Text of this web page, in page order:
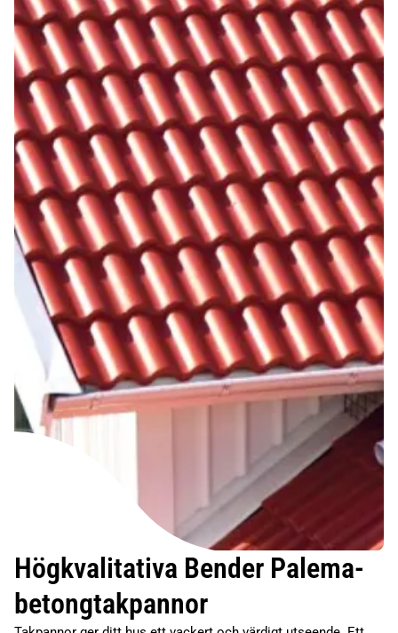
Högkvalitativa Bender Palema-
betongtakpannor